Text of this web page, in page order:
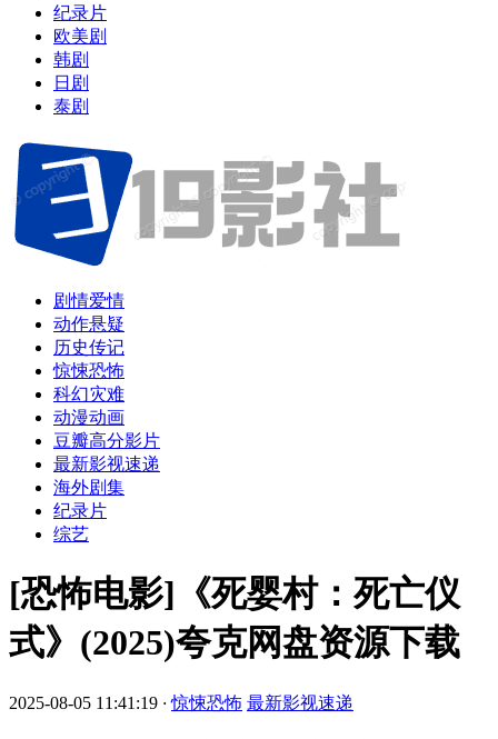
纪录片
欧美剧
韩剧
日剧
泰剧
剧情爱情
动作悬疑
历史传记
惊悚恐怖
科幻灾难
动漫动画
豆瓣高分影片
最新影视速递
海外剧集
纪录片
综艺
[恐怖电影]《死婴村：死亡仪
式》(2025)夸克网盘资源下载
2025-08-05 11:41:19 · 惊悚恐怖 最新影视速递